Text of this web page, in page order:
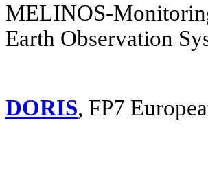
MELINOS-
Earth Observation
DORIS, FP7